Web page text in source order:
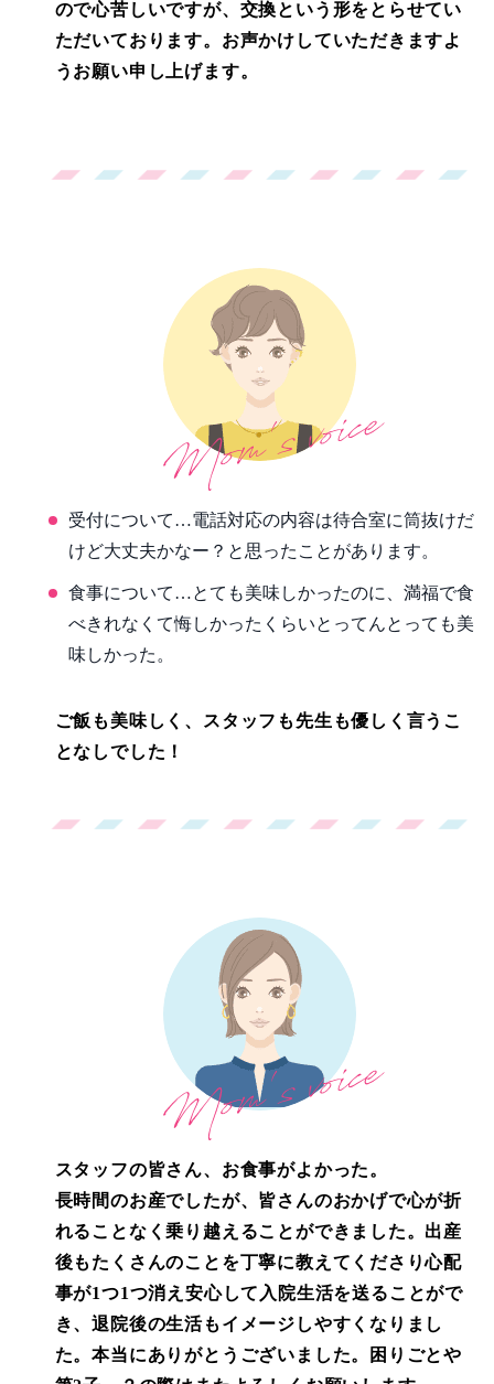
ので心苦しいですが、交換という形をとらせてい
ただいております。お声かけしていただきますよ
うお願い申し上げます。
受付について…電話対応の内容は待合室に筒抜けだ
けど大丈夫かなー？と思ったことがあります。
食事について…とても美味しかったのに、満福で食
べきれなくて悔しかったくらいとってんとっても美
味しかった。
ご飯も美味しく、スタッフも先生も優しく言うこ
となしでした！
スタッフの皆さん、お食事がよかった。
長時間のお産でしたが、皆さんのおかげで心が折
れることなく乗り越えることができました。出産
後もたくさんのことを丁寧に教えてくださり心配
事が1つ1つ消え安心して入院生活を送ることがで
き、退院後の生活もイメージしやすくなりまし
た。本当にありがとうございました。困りごとや